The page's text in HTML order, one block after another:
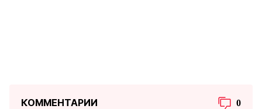
КОММЕНТАРИИ 0